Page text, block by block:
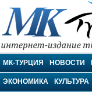
МК-Турция
МК-ТУРЦИЯ НОВОСТИ
ЭКОНОМИКА КУЛЬТУРА